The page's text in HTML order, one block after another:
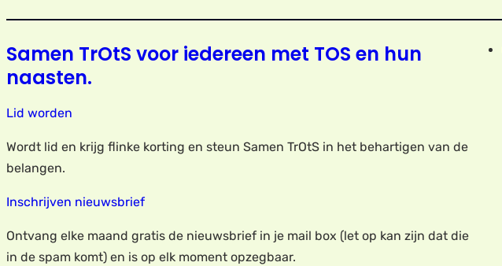
Samen TrOtS voor iedereen met TOS en hun
naasten.
Lid worden
Wordt lid en krijg flinke korting en steun Samen TrOtS in het behartigen van de
belangen.
Inschrijven nieuwsbrief
Ontvang elke maand gratis de nieuwsbrief in je mail box (let op kan zijn dat die
in de spam komt) en is op elk moment opzegbaar.